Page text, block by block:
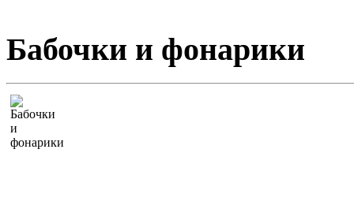
Бабочки и фонарики